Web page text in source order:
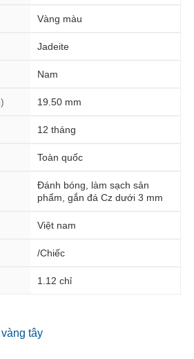
Vàng màu
Jadeite
Nam
19.50 mm
12 tháng
Toàn quốc
Đánh bóng, làm sạch sản
phẩm, gắn đá Cz dưới 3 mm
Việt nam
/Chiếc
1.12 chỉ
tây